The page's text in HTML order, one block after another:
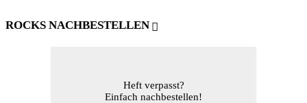
ROCKS NACHBESTELLEN
Heft verpasst?
Einfach nachbestellen!